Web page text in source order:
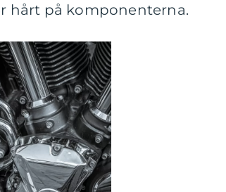
hårt på komponenterna.